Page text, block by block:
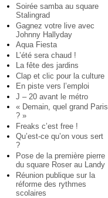
Soirée samba au square
Stalingrad
Gagnez votre live avec
Johnny Hallyday
Aqua Fiesta
L’été sera chaud !
La fête des jardins
Clap et clic pour la culture
En piste vers l’emploi
J – 20 avant le métro
« Demain, quel grand Paris
? »
Freaks c’est free !
Qu’est-ce qu’on vous sert
?
Pose de la première pierre
du square Roser au Landy
Réunion publique sur la
réforme des rythmes
scolaires